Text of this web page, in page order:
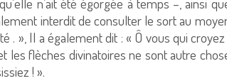
interdit de consulter le sort au
. », Il a également dit : « Ô vous qui croyez
les flèches divinatoires ne sont autre
! ».